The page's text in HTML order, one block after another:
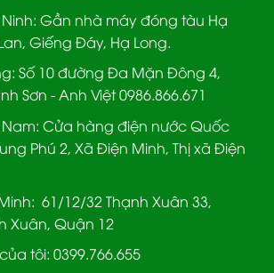
Gần nhà máy đóng tàu Hạ
Giếng Đáy, Hạ Long.
: Số 10 đường Đa Mặn Đông 4,
Sơn - Anh Việt 0986.866.671
: Cửa hàng điện nước Quốc
Phú 2, Xã Điện Minh, Thị xã Điện
61/12/32 Thạnh Xuân 33,
Xuân, Quận 12
tôi: 0399.766.655